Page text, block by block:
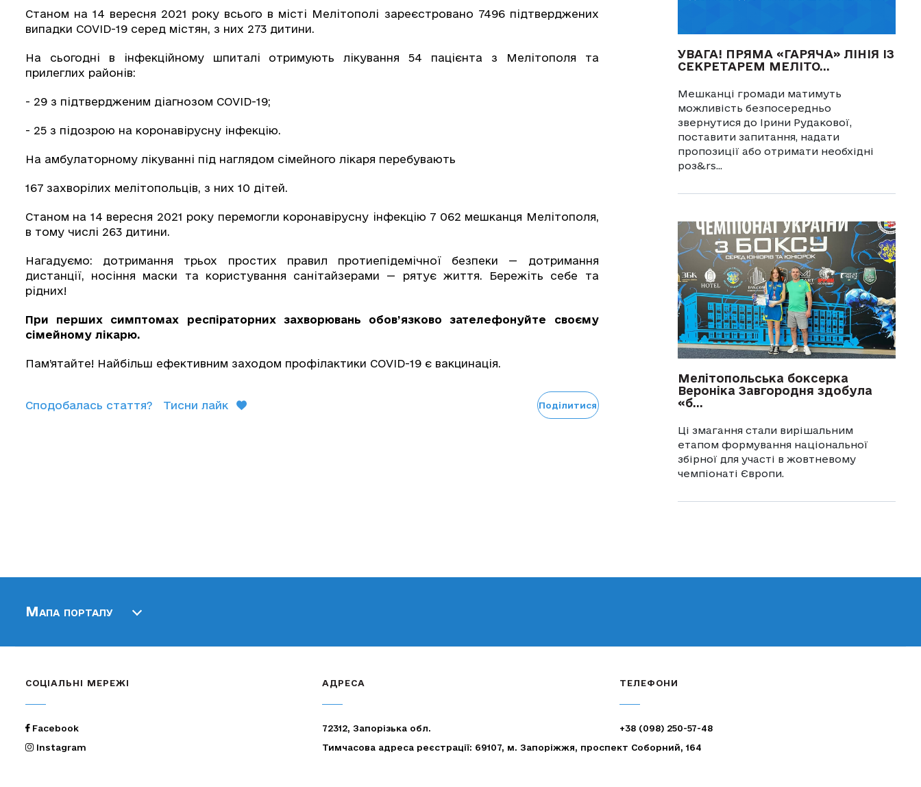
Станом на 14 вересня 2021 року всього в місті Мелітополі зареєстровано 7496 підтверджених
випадки СOVID-19 серед містян, з них 273 дитини.
На сьогодні в інфекційному шпиталі отримують лікування 54 пацієнта з Мелітополя та
прилеглих районів:
- 29 з підтвердженим діагнозом COVID-19;
- 25 з підозрою на коронавірусну інфекцію.
На амбулаторному лікуванні під наглядом сімейного лікаря перебувають
167 захворілих мелітопольців, з них 10 дітей.
Станом на 14 вересня 2021 року перемогли коронавірусну інфекцію 7 062 мешканця Мелітополя,
в тому числі 263 дитини.
Нагадуємо: дотримання трьох простих правил протиепідемічної безпеки — дотримання
дистанції, носіння маски та користування санітайзерами — рятує життя. Бережіть себе та
рідних!
При перших симптомах респіраторних захворювань обов’язковозателефонуйте своєму
сімейному лікарю.
Пам’ятайте! Найбільш ефективним заходом профілактики СOVID-19 є вакцинація.
Сподобалась стаття? Тисни лайк Поділитися
УВАГА! ПРЯМА «ГАРЯЧА» ЛІНІЯ ІЗ
СЕКРЕТАРЕМ МЕЛІТО...
Мешканці громади матимуть
можливість безпосередньо
звернутися до Ірини Рудакової,
поставити запитання, надати
пропозиції або отримати необхідні
роз&rs...
Мелітопольська боксерка
Вероніка Завгородня здобула
«б...
Ці змагання стали вирішальним
етапом формування національної
збірної для участі в жовтневому
чемпіонаті Європи.
Мапа порталу
СОЦІАЛЬНІ МЕРЕЖІ
Facebook
Instagram
АДРЕСА
72312, Запорізька обл.
Тимчасова адреса реєстрації: 69107, м. Запоріжжя, проспект Соборний, 164
ТЕЛЕФОНИ
+38 (098) 250-57-48